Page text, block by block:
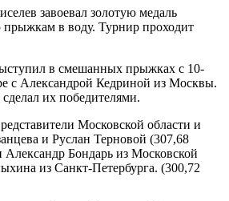
завоевал золотую медаль
прыжкам в воду. Турнир проходит
в смешанных прыжках с 10-
с Александрой Кедриной из Москвы.
сделал их победителями.
Московской области и
и Руслан Терновой (307,68
Александр Бондарь из Московской
из Санкт-Петербурга. (300,72